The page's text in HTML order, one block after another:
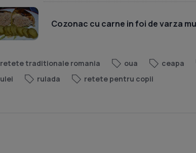
Cozonac cu carne in foi de varza
retete traditionale romania oua ceapa
ulei
rulada retete pentru copii